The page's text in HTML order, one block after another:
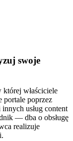
swoje
właściciele
portale poprzez
usług content
— dba o obsługę
realizuje